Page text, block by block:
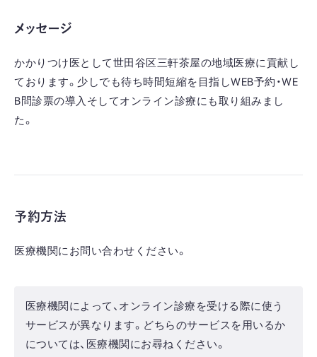
メッセージ
かかりつけ医として世田谷区三軒茶屋の地域医療に貢献し
ております。少しでも待ち時間短縮を目指しWEB予約・WE
B問診票の導入そしてオンライン診療にも取り組みまし
た。
予約方法
医療機関にお問い合わせください。
医療機関によって、オンライン診療を受ける際に使う
サービスが異なります。どちらのサービスを用いるか
については、医療機関にお尋ねください。